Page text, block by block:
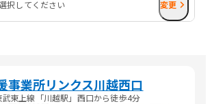
択してください 変更
事業所リンクス川越西口
東上線「川越駅」西口から徒歩4分